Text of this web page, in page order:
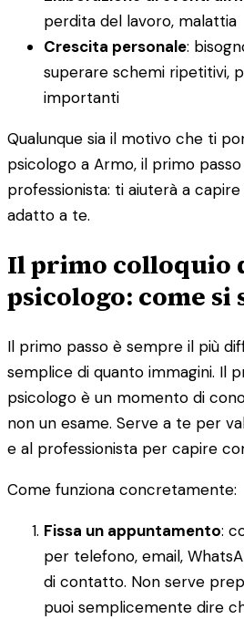
perdita del lavoro, malattia
Crescita personale:
superare schemi ripetitivi,
importanti
Qualunque sia il motivo che ti
psicologo a Armo, il primo
professionista: ti aiuterà a
adatto a te.
Il primo colloquio
psicologo: come si
Il primo passo è sempre il più
semplice di quanto immagini. Il
psicologo è un momento di
non un esame. Serve a te per
e al professionista per capire
Come funziona concretamente:
Fissa un appuntamento:
per telefono, email,
di contatto. Non serve
puoi semplicemente dire